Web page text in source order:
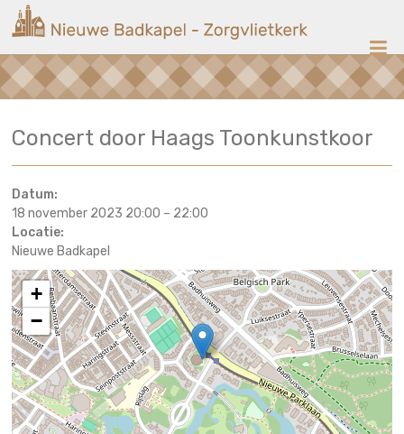
naar
inhoud
Nieuwe
Badkapel
op
Concert door Haags Toonkunstkoor
Datum:
18 november 2023 20:00 – 22:00
Locatie:
Nieuwe Badkapel
+
−